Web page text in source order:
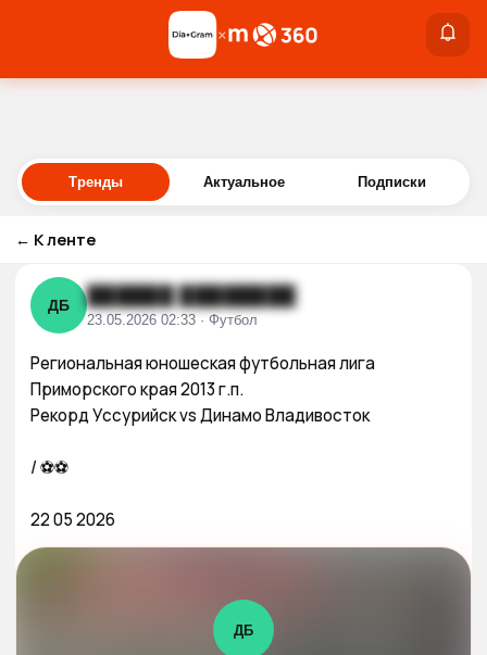
Войти
×
Тренды Актуальное Подписки
← К ленте
ДБ ██████ ████████
23.05.2026 02:33 · Футбол
Региональная юношеская футбольная лига
Приморского края 2013 г.п.
Рекорд Уссурийск vs Динамо Владивосток
/ ⚽️⚽️
22 05 2026
ДБ